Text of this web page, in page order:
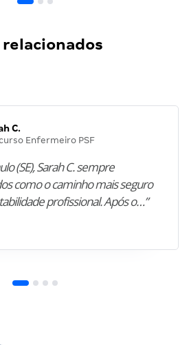
C.
Enfermeiro PSF
(SE), Sarah C. sempre
como o caminho mais seguro
profissional. Após o…”